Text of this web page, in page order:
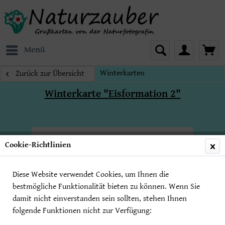
Menü
Zurück zur Übersicht Winterkarten
Winterkarte "Eisformation 2"
Cookie-Richtlinien
Diese Website verwendet Cookies, um Ihnen die
bestmögliche Funktionalität bieten zu können. Wenn Sie
damit nicht einverstanden sein sollten, stehen Ihnen
folgende Funktionen nicht zur Verfügung: